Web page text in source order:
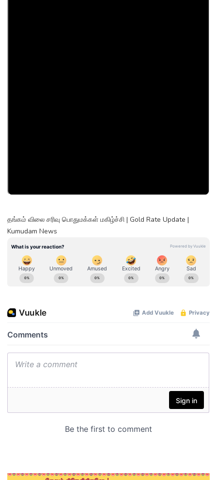
தங்கம் விலை சரிவு பொதுமக்கள் மகிழ்ச்சி | Gold Rate Update |
Kumudam News